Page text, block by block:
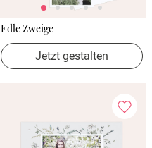
Edle Zweige
Jetzt gestalten